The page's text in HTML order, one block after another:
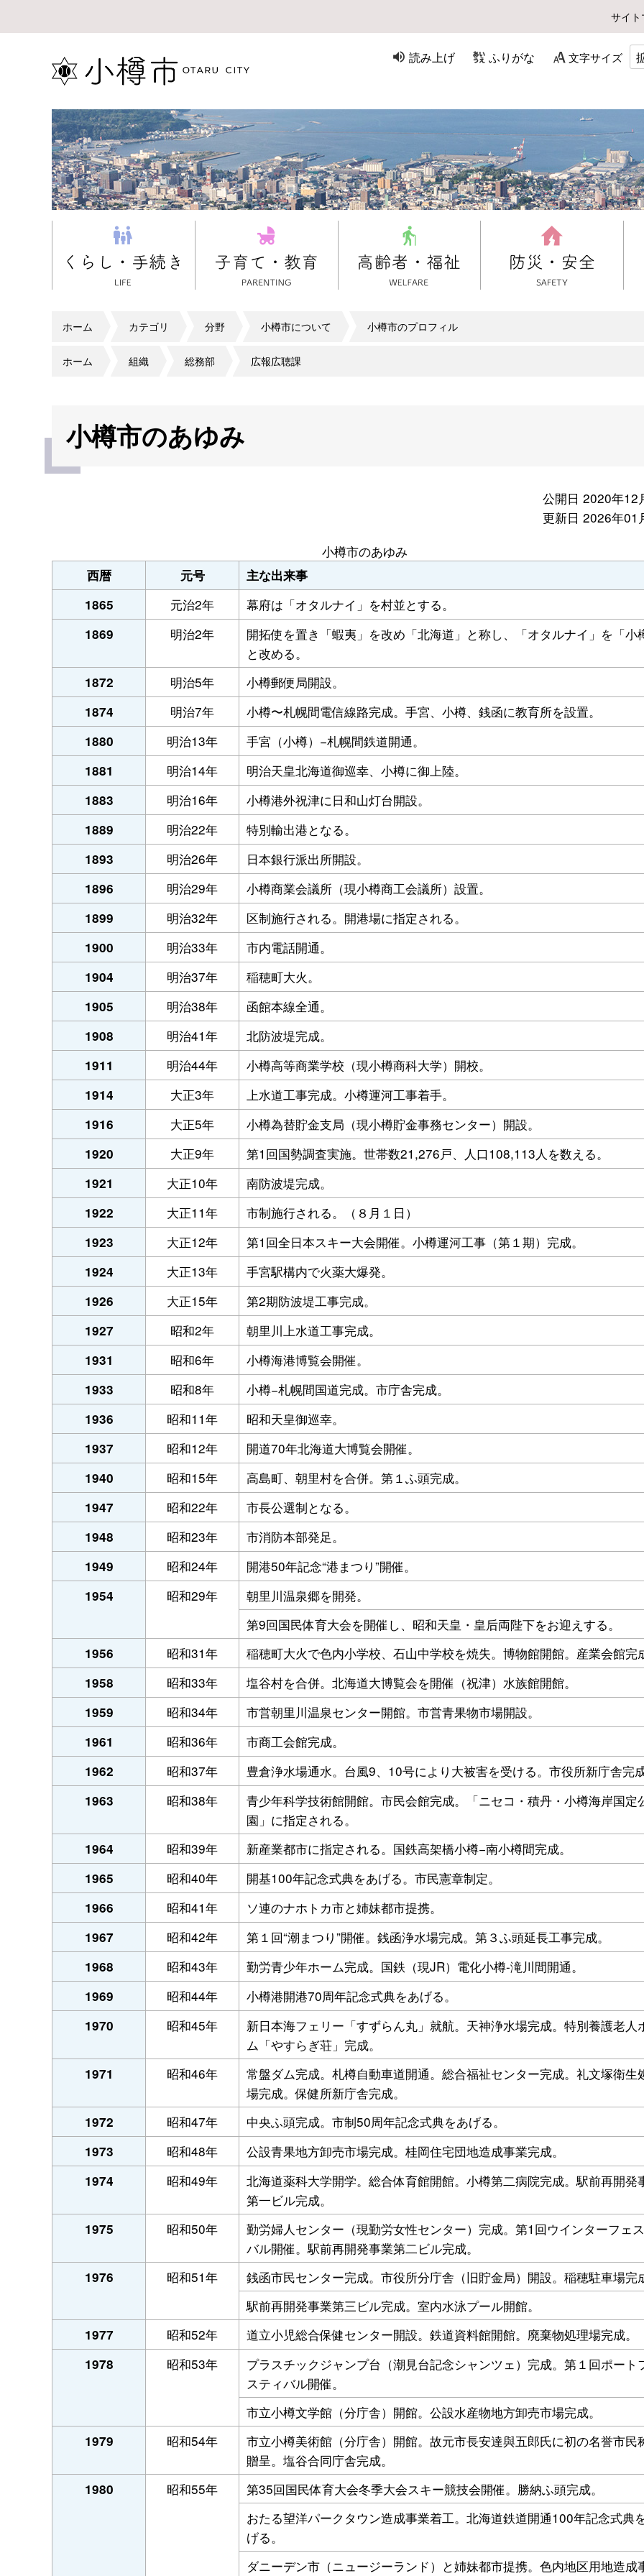
サイ
読み上げ ふりがな 文字サイズ
ホーム カテゴリ 分野 小樽市について 小樽市のプロフィル
ホーム 組織 総務部 広報広聴課
小樽市のあゆみ
公開日 2020年12
更新日 2026年01
小樽市のあゆみ
西暦 元号
主な出来事
1865
元治2年 幕府は「オタルナイ」を村並とする。
1869 明治2年
開拓使を置き「蝦夷」を改め「北海道」と称し、「オタルナイ」を「小
と改める。
1872 明治5年 小樽郵便局開設。
1874 明治7年 小樽〜札幌間電信線路完成。手宮、小樽、銭函に教育所を設置。
1880 明治13年 手宮（小樽）−札幌間鉄道開通。
1881 明治14年 明治天皇北海道御巡幸、小樽に御上陸。
1883 明治16年 小樽港外祝津に日和山灯台開設。
1889 明治22年 特別輸出港となる。
1893 明治26年 日本銀行派出所開設。
1896 明治29年 小樽商業会議所（現小樽商工会議所）設置。
1899 明治32年 区制施行される。開港場に指定される。
1900 明治33年 市内電話開通。
1904 明治37年 稲穂町大火。
1905 明治38年 函館本線全通。
1908 明治41年 北防波堤完成。
1911 明治44年 小樽高等商業学校（現小樽商科大学）開校。
1914 大正3年 上水道工事完成。小樽運河工事着手。
1916 大正5年 小樽為替貯金支局（現小樽貯金事務センター）開設。
1920 大正9年 第1回国勢調査実施。世帯数21,276戸、人口108,113人を数える。
1921 大正10年 南防波堤完成。
1922 大正11年 市制施行される。（８月１日）
1923 大正12年 第1回全日本スキー大会開催。小樽運河工事（第１期）完成。
1924 大正13年 手宮駅構内で火薬大爆発。
1926 大正15年 第2期防波堤工事完成。
1927 昭和2年 朝里川上水道工事完成。
1931 昭和6年 小樽海港博覧会開催。
1933 昭和8年 小樽−札幌間国道完成。市庁舎完成。
1936 昭和11年 昭和天皇御巡幸。
1937 昭和12年 開道70年北海道大博覧会開催。
1940 昭和15年 高島町、朝里村を合併。第１ふ頭完成。
1947 昭和22年 市長公選制となる。
1948 昭和23年 市消防本部発足。
1949 昭和24年 開港50年記念“港まつり”開催。
1954 昭和29年
朝里川温泉郷を開発。
第9回国民体育大会を開催し、昭和天皇・皇后両陛下をお迎えする。
1956 昭和31年 稲穂町大火で色内小学校、石山中学校を焼失。博物館開館。産業会館完
1958 昭和33年 塩谷村を合併。北海道大博覧会を開催（祝津）水族館開館。
1959 昭和34年 市営朝里川温泉センター開館。市営青果物市場開設。
1961 昭和36年 市商工会館完成。
1962 昭和37年 豊倉浄水場通水。台風9、10号により大被害を受ける。市役所新庁舎完成
1963 昭和38年
青少年科学技術館開館。市民会館完成。「ニセコ・積丹・小樽海岸国定
園」に指定される。
1964 昭和39年 新産業都市に指定される。国鉄高架橋小樽−南小樽間完成。
1965 昭和40年 開基100年記念式典をあげる。市民憲章制定。
1966 昭和41年 ソ連のナホトカ市と姉妹都市提携。
1967 昭和42年 第１回“潮まつり”開催。銭函浄水場完成。第３ふ頭延長工事完成。
1968 昭和43年 勤労青少年ホーム完成。国鉄（現JR）電化小樽-滝川間開通。
1969 昭和44年 小樽港開港70周年記念式典をあげる。
1970 昭和45年
新日本海フェリー「すずらん丸」就航。天神浄水場完成。特別養護老人
ム「やすらぎ荘」完成。
1971 昭和46年
常盤ダム完成。札樽自動車道開通。総合福祉センター完成。礼文塚衛生
場完成。保健所新庁舎完成。
1972 昭和47年 中央ふ頭完成。市制50周年記念式典をあげる。
1973 昭和48年 公設青果地方卸売市場完成。桂岡住宅団地造成事業完成。
1974 昭和49年
北海道薬科大学開学。総合体育館開館。小樽第二病院完成。駅前再開発
第一ビル完成。
1975 昭和50年
勤労婦人センター（現勤労女性センター）完成。第1回ウインターフェ
バル開催。駅前再開発事業第二ビル完成。
1976 昭和51年
銭函市民センター完成。市役所分庁舎（旧貯金局）開設。稲穂駐車場完
駅前再開発事業第三ビル完成。室内水泳プール開館。
1977 昭和52年 道立小児総合保健センター開設。鉄道資料館開館。廃棄物処理場完成。
1978 昭和53年
プラスチックジャンプ台（潮見台記念シャンツェ）完成。第１回ポート
スティバル開催。
市立小樽文学館（分庁舎）開館。公設水産物地方卸売市場完成。
1979 昭和54年
市立小樽美術館（分庁舎）開館。故元市長安達與五郎氏に初の名誉市民
贈呈。塩谷合同庁舎完成。
1980 昭和55年
第35回国民体育大会冬季大会スキー競技会開催。勝納ふ頭完成。
おたる望洋パークタウン造成事業着工。北海道鉄道開通100年記念式典
げる。
ダニーデン市（ニュージーランド）と姉妹都市提携。色内地区用地造成